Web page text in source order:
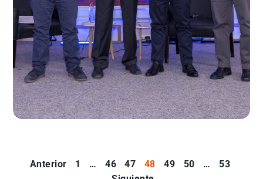
Anterior 1 … 46 47 48 49 50 …
53